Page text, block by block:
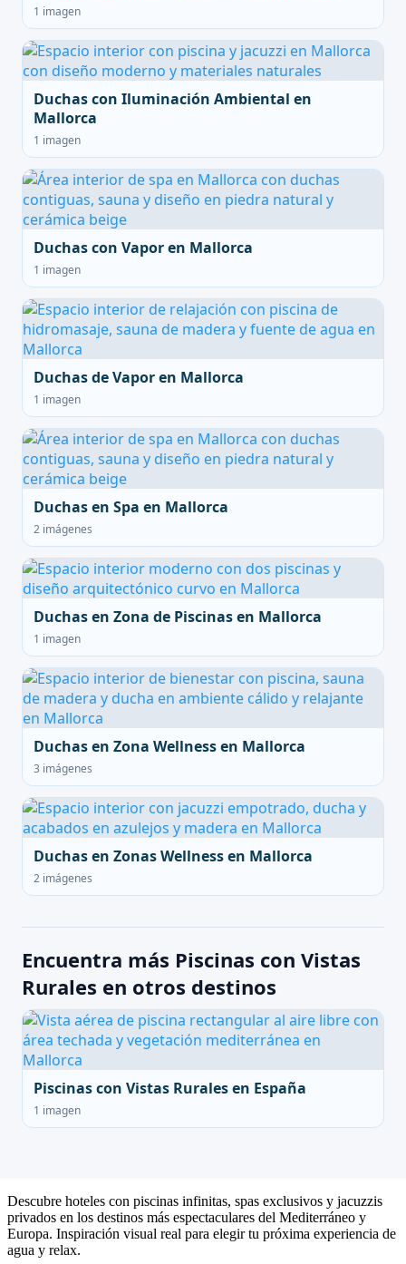
1 imagen
Duchas con Iluminación Ambiental en
Mallorca
1 imagen
Duchas con Vapor en Mallorca
1 imagen
Duchas de Vapor en Mallorca
1 imagen
Duchas en Spa en Mallorca
2 imágenes
Duchas en Zona de Piscinas en Mallorca
1 imagen
Duchas en Zona Wellness en Mallorca
3 imágenes
Duchas en Zonas Wellness en Mallorca
2 imágenes
Encuentra más Piscinas con Vistas
Rurales en otros destinos
Piscinas con Vistas Rurales en España
1 imagen
Descubre hoteles con piscinas infinitas, spas exclusivos y jacuzzis
privados en los destinos más espectaculares del Mediterráneo y
Europa. Inspiración visual real para elegir tu próxima experiencia de
agua y relax.